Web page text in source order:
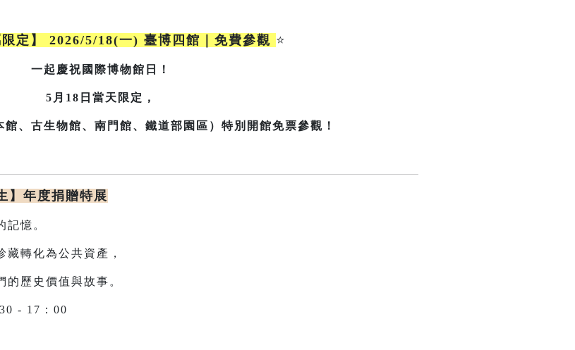
限定】 2026/5/18(一) 臺博四館｜免費參觀 ⭐
一起慶祝國際博物館日！
5月18日當天限定，
館、古生物館、南門館、鐵道部園區）特別開館免票參觀！
】年度捐贈特展
憶。
轉化為公共資產，
歷史價值與故事。
- 17：00